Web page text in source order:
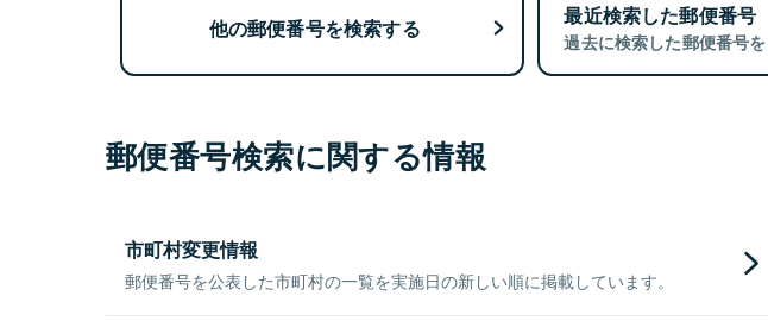
他の郵便番号を検索する 最近検索した郵便番号
過去に検索した郵便番号を
郵便番号検索に関する情報
市町村変更情報
郵便番号を公表した市町村の一覧を実施日の新しい順に掲載しています。